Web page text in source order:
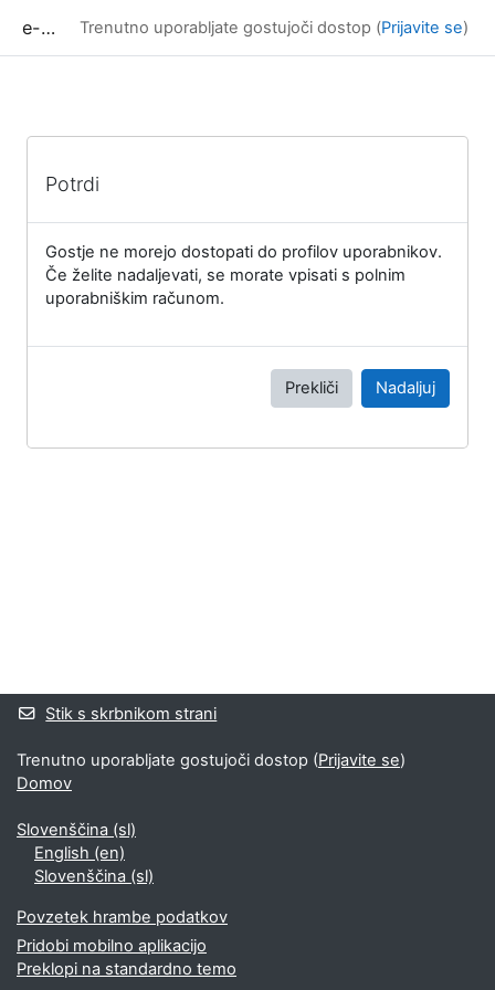
e-učilnica UP FAMNIT Trenutno uporabljate gostujoči dostop (Prijavite se)
Potrdi
Gostje ne morejo dostopati do profilov uporabnikov.
Če želite nadaljevati, se morate vpisati s polnim
uporabniškim računom.
Prekliči Nadaljuj
Stik s skrbnikom strani
Trenutno uporabljate gostujoči dostop (Prijavite se)
Domov
Slovenščina ‎(sl)‎
English ‎(en)‎
Slovenščina ‎(sl)‎
Povzetek hrambe podatkov
Pridobi mobilno aplikacijo
Preklopi na standardno temo